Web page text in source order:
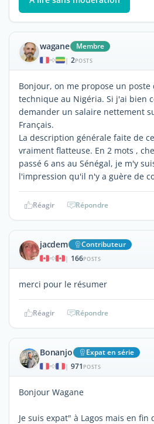
wagane Membre
| 2POSTS
Bonjour, on me propose un
technique au Nigéria. Si j'ai bien
demander un salaire nettement
Français.
La description générale faite de
vraiment flatteuse. En 2 mots ,
passé 6 ans au Sénégal, je m'y
l'impression qu'il n'y a guère de
Réagir Répondre
jacdem Contributeur
| 166POSTS
merci pour le résumer
Réagir Répondre
Bonanjo Expat en série
| 971 POSTS
Bonjour Wagane
Je suis expat" à Lagos mais en fin